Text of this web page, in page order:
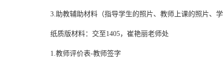
3.助教辅助材料（指导学生的照片、教师上课的照片、学
纸质版材料：交至1405，崔艳丽老师处
1.教师评价表-教师签字